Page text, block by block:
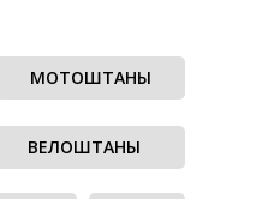
МОТОШТАНЫ
ВЕЛОШТАНЫ